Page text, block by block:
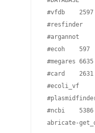
#vfdb
#resfinder
#argannot
#ecoh
#megares
#card
#ecoli_vf
#ncbi
abricate-